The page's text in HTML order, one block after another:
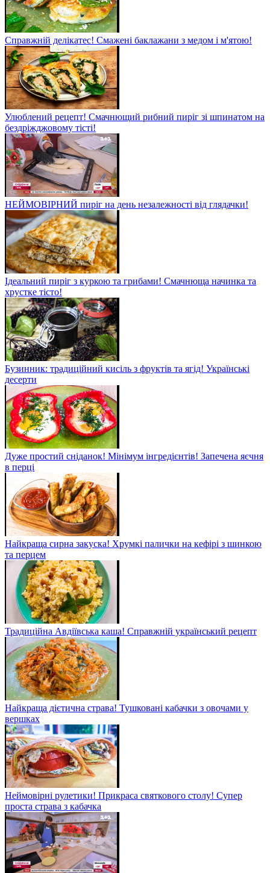
Справжній делікатес! Смажені баклажани з медом і м'ятою!
Улюблений рецепт! Смачнющий рибний пиріг зі шпинатом на
бездріжджовому тісті!
НЕЙМОВІРНИЙ пиріг на день незалежності від глядачки!
Ідеальний пиріг з куркою та грибами! Смачнюща начинка та
хрустке тісто!
Бузинник: традиційний кисіль з фруктів та ягід! Українські
десерти
Дуже простий сніданок! Мінімум інгредієнтів! Запечена яєчня
в перці
Найкраща сирна закуска! Хрумкі палички на кефірі з шинкою
та перцем
Традиційна Авдіївська каша! Справжній український рецепт
Найкраща дієтична страва! Тушковані кабачки з овочами у
вершках
Неймовірні рулетики! Прикраса святкового столу! Супер
проста страва з кабачка